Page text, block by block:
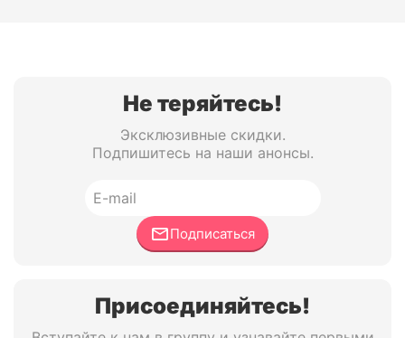
Не теряйтесь!
Эксклюзивные скидки.
Подпишитесь на наши анонсы.
Подписаться
Присоединяйтесь!